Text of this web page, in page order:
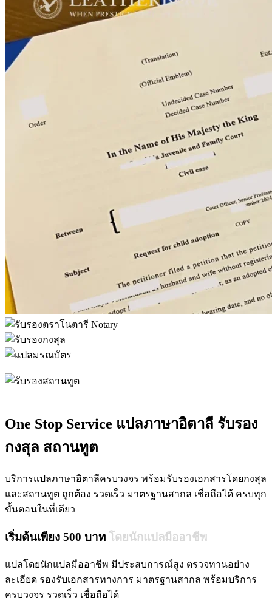
One Stop Service แปลภาษาอิตาลี รับรอง
กงสุล สถานทูต
บริการแปลภาษาอิตาลีครบวงจร พร้อมรับรองเอกสารโดยกงสุล
และสถานทูต ถูกต้อง รวดเร็ว มาตรฐานสากล เชื่อถือได้ ครบทุก
ขั้นตอนในที่เดียว
เริ่มต้นเพียง 500 บาท โดยนักแปลมืออาชีพ
แปลโดยนักแปลมืออาชีพ มีประสบการณ์สูง ตรวจทานอย่าง
ละเอียด รองรับเอกสารทางการ มาตรฐานสากล พร้อมบริการ
ครบวงจร รวดเร็ว เชื่อถือได้